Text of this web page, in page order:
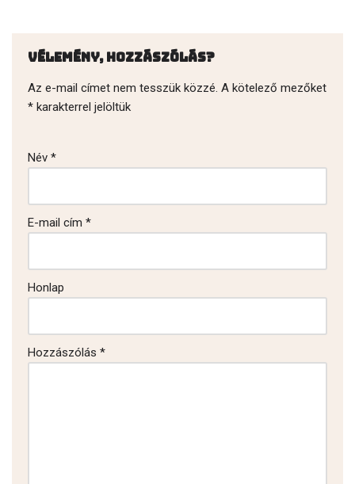
Vélemény, hozzászólás?
Az e-mail címet nem tesszük közzé. A kötelező mezőket
* karakterrel jelöltük
Név *
E-mail cím *
Honlap
Hozzászólás *